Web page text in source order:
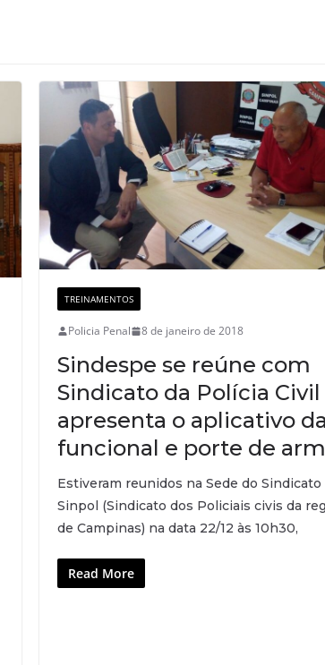
TREINAMENTOS
Policia Penal 8 de janeiro de 2018
Sindespe se reúne com
Sindicato da Polícia Civil
apresenta o aplicativo da
funcional e porte de
Estiveram reunidos na Sede do Sindicato
Sinpol (Sindicato dos Policiais civis da
de Campinas) na data 22/12 às 10h30,
Read More